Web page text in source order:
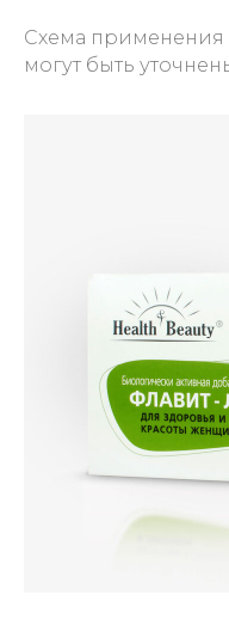
Схема применения
могут быть